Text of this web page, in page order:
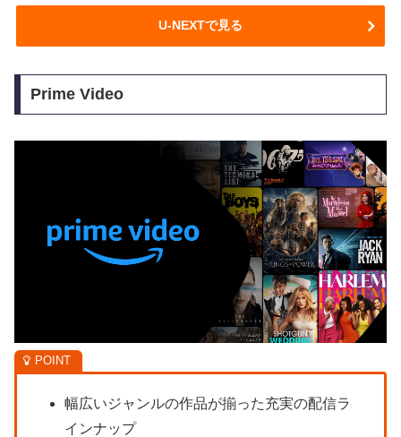
U-NEXTで見る
Prime Video
幅広いジャンルの作品が揃った充実の配信ラ
インナップ